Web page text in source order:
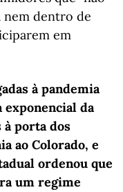
nem dentro de
em
à pandemia
exponencial da
porta dos
ao Colorado, e
ordenou que
um regime